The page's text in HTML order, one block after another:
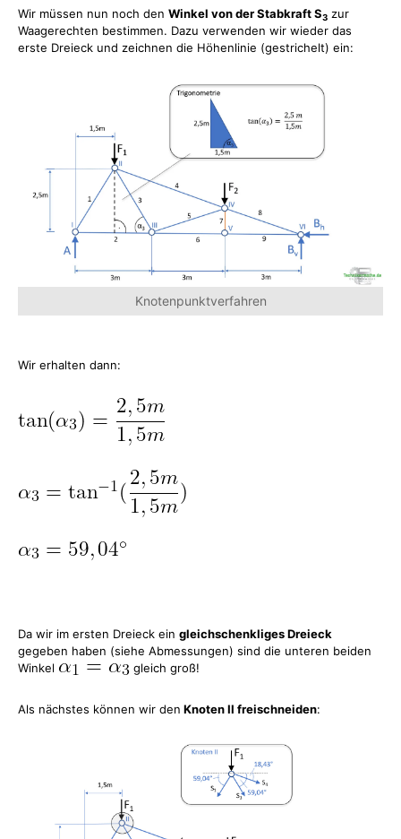
Wir müssen nun noch den Winkel von der Stabkraft S3 zur
Waagerechten bestimmen. Dazu verwenden wir wieder das
erste Dreieck und zeichnen die Höhenlinie (gestrichelt) ein:
Knotenpunktverfahren
Wir erhalten dann:
Da wir im ersten Dreieck ein gleichschenkliges Dreieck
gegeben haben (siehe Abmessungen) sind die unteren beiden
Winkel
gleich groß!
Als nächstes können wir den Knoten II freischneiden: